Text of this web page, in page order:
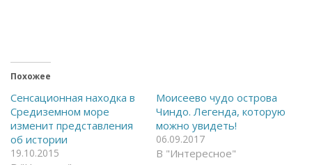
т
ь
а
F
a
c
e
b
o
o
с
я
в
T
e
Похожее
Сенсационная находка в
Средиземном море
изменит представления
об истории
19.10.2015
Моисеево чудо острова
Чиндо. Легенда, которую
можно увидеть!
06.09.2017
В "Интересное"